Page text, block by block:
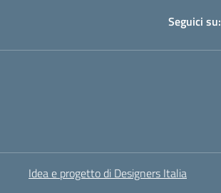
Seguici su:
Idea e progetto di Designers Italia